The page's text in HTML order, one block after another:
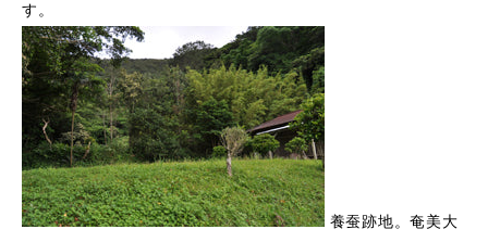
す。
養蚕跡地。奄美大